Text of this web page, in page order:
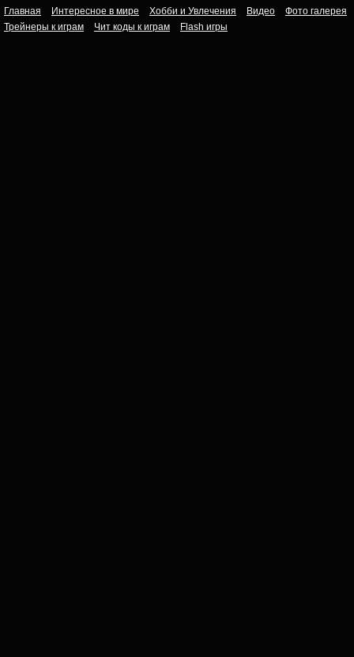
Главная Интересное в мире Хобби и Увлечения Видео
Фото галерея
Трейнеры к играм
Чит коды к играм Flash игры